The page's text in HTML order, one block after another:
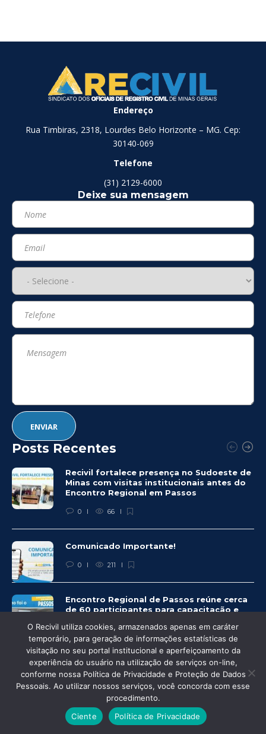
Endereço
Rua Timbiras, 2318, Lourdes Belo Horizonte – MG. Cep:
30140-069
Telefone
(31) 2129-6000
Deixe sua mensagem
Posts Recentes
Recivil fortalece presença no Sudoeste de
Minas com visitas institucionais antes do
Encontro Regional em Passos
0 66
Comunicado Importante!
0 211
Encontro Regional de Passos reúne cerca
de 60 participantes para capacitação e
0 234
© Recivil 2020 – Todos os direitos reservados.
Desenvolvido por:
O Recivil utiliza cookies, armazenados apenas em caráter
temporário, para geração de informações estatísticas de
visitação no seu portal institucional e aperfeiçoamento da
experiência do usuário na utilização de serviços on-line,
conforme nossa Política de Privacidade e Proteção de Dados
Pessoais. Ao utilizar nossos serviços, você concorda com esse
procedimento.
Ciente
Política de Privacidade